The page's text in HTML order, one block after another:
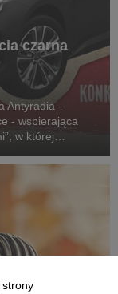
czarna
Antyradia -
- wspierająca
w której
...
strony